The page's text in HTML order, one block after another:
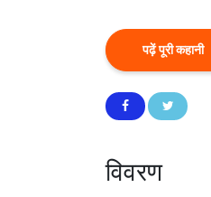
पढ़ें पूरी कहानी
विवरण